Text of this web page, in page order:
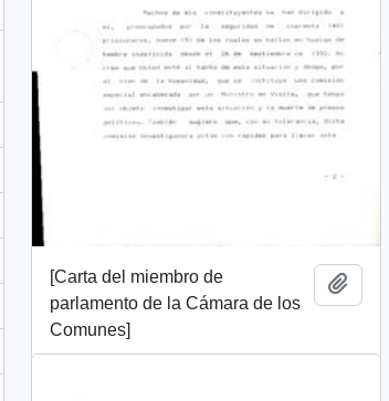
[Carta del miembro de
parlamento de la Cámara de los
Comunes]